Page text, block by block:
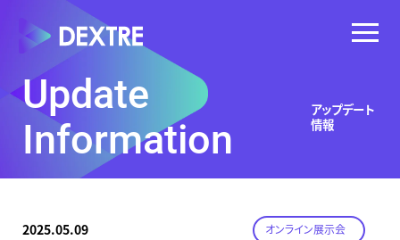
Update
Information
アップデート
情報
2025.05.09 オンライン展示会